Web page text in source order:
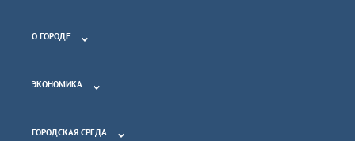
О ГОРОДЕ
ЭКОНОМИКА
ГОРОДСКАЯ СРЕДА